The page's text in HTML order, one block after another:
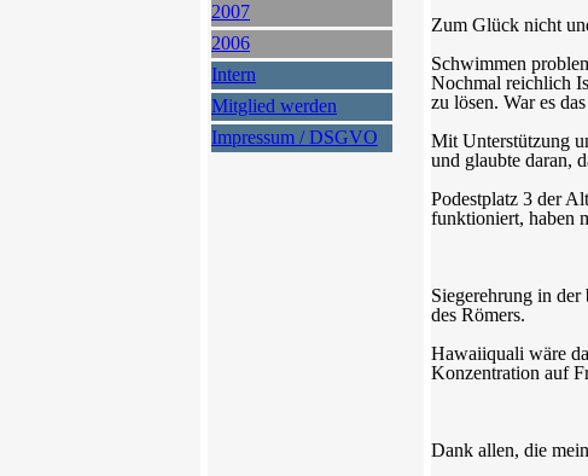
2007
2006
Intern
Mitglied werden
Impressum / DSGVO
Zum Glück nicht
Schwimmen
Nochmal reichlich
zu lösen. War es
Mit Unterstützung
und glaubte daran,
Podestplatz 3 der
funktioniert, haben
Siegerehrung in
des Römers.
Hawaiiquali wäre
Konzentration auf
Dank allen, die